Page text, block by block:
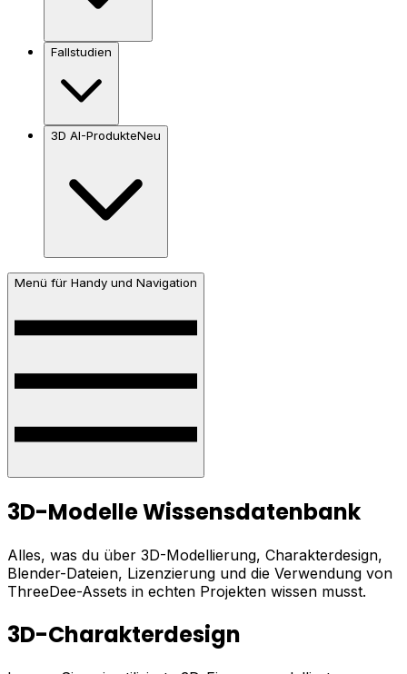
Fallstudien
3D AI-ProdukteNeu
Menü für Handy und Navigation
3D-Modelle Wissensdatenbank
Alles, was du über 3D-Modellierung, Charakterdesign,
Blender-Dateien, Lizenzierung und die Verwendung von
ThreeDee-Assets in echten Projekten wissen musst.
3D-Charakterdesign